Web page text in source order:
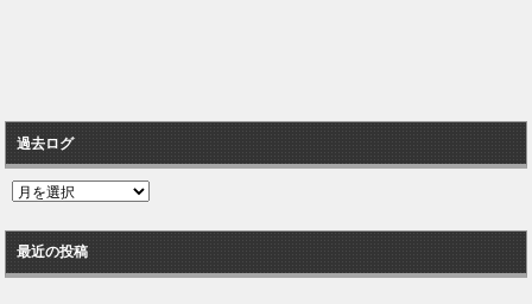
過去ログ
過
ロ
グ
最近の投稿